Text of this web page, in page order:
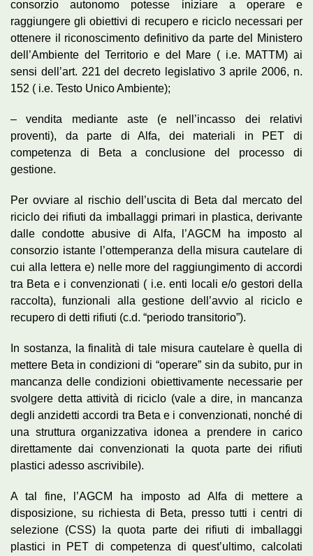
consorzio autonomo potesse iniziare a operare e
raggiungere gli obiettivi di recupero e riciclo necessari per
ottenere il riconoscimento definitivo da parte del Ministero
dell’Ambiente del Territorio e del Mare ( i.e. MATTM) ai
sensi dell’art. 221 del decreto legislativo 3 aprile 2006, n.
152 ( i.e. Testo Unico Ambiente);
– vendita mediante aste (e nell’incasso dei relativi
proventi), da parte di Alfa, dei materiali in PET di
competenza di Beta a conclusione del processo di
gestione.
Per ovviare al rischio dell’uscita di Beta dal mercato del
riciclo dei rifiuti da imballaggi primari in plastica, derivante
dalle condotte abusive di Alfa, l’AGCM ha imposto al
consorzio istante l’ottemperanza della misura cautelare di
cui alla lettera e) nelle more del raggiungimento di accordi
tra Beta e i convenzionati ( i.e. enti locali e/o gestori della
raccolta), funzionali alla gestione dell’avvio al riciclo e
recupero di detti rifiuti (c.d. “periodo transitorio”).
In sostanza, la finalità di tale misura cautelare è quella di
mettere Beta in condizioni di “operare” sin da subito, pur in
mancanza delle condizioni obiettivamente necessarie per
svolgere detta attività di riciclo (vale a dire, in mancanza
degli anzidetti accordi tra Beta e i convenzionati, nonché di
una struttura organizzativa idonea a prendere in carico
direttamente dai convenzionati la quota parte dei rifiuti
plastici adesso ascrivibile).
A tal fine, l’AGCM ha imposto ad Alfa di mettere a
disposizione, su richiesta di Beta, presso tutti i centri di
selezione (CSS) la quota parte dei rifiuti di imballaggi
plastici in PET di competenza di quest’ultimo, calcolati